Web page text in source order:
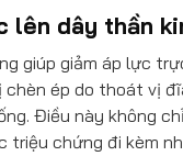
lên dây thần
giúp giảm áp lực
chèn ép do thoát vị
Điều này không
triệu chứng đi kèm